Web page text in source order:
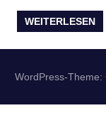
WEITERLESEN
WordPress-Theme: